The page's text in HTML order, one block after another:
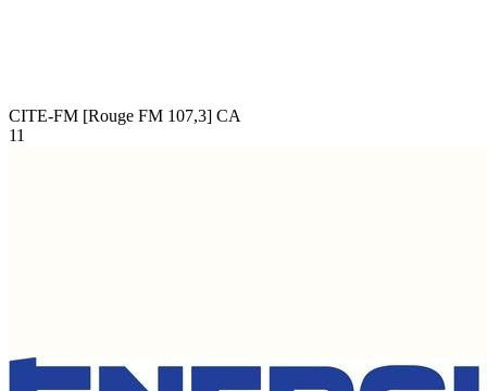
CITE-FM [Rouge FM 107,3] CA
11